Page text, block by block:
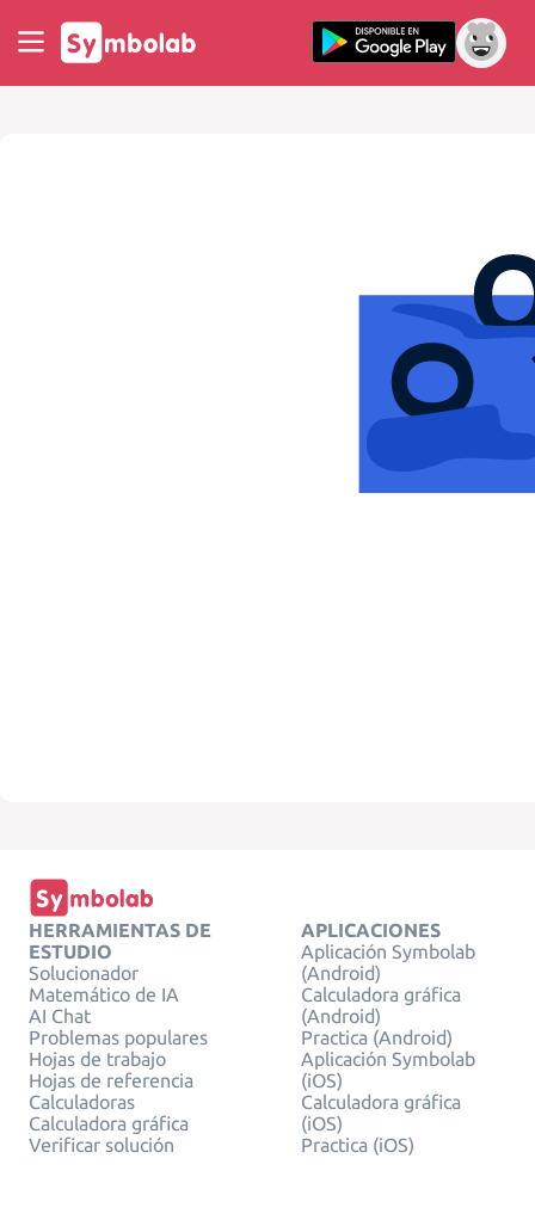
HERRAMIENTAS DE
ESTUDIO
Solucionador
Matemático de IA
AI Chat
Problemas populares
Hojas de trabajo
Hojas de referencia
Calculadoras
Calculadora gráfica
Verificar solución
APLICACIONES
Aplicación Symbolab
(Android)
Calculadora gráfica
(Android)
Practica (Android)
Aplicación Symbolab
(iOS)
Calculadora gráfica
(iOS)
Practica (iOS)